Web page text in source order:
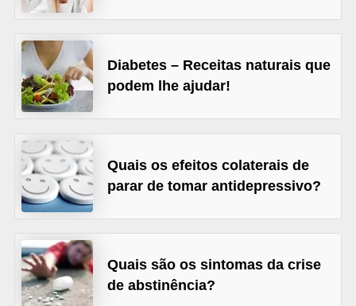
Diabetes – Receitas naturais que
podem lhe ajudar!
Quais os efeitos colaterais de
parar de tomar antidepressivo?
Quais são os sintomas da crise
de abstinência?
n
a
ç
ã
S
a
u
á
v
e